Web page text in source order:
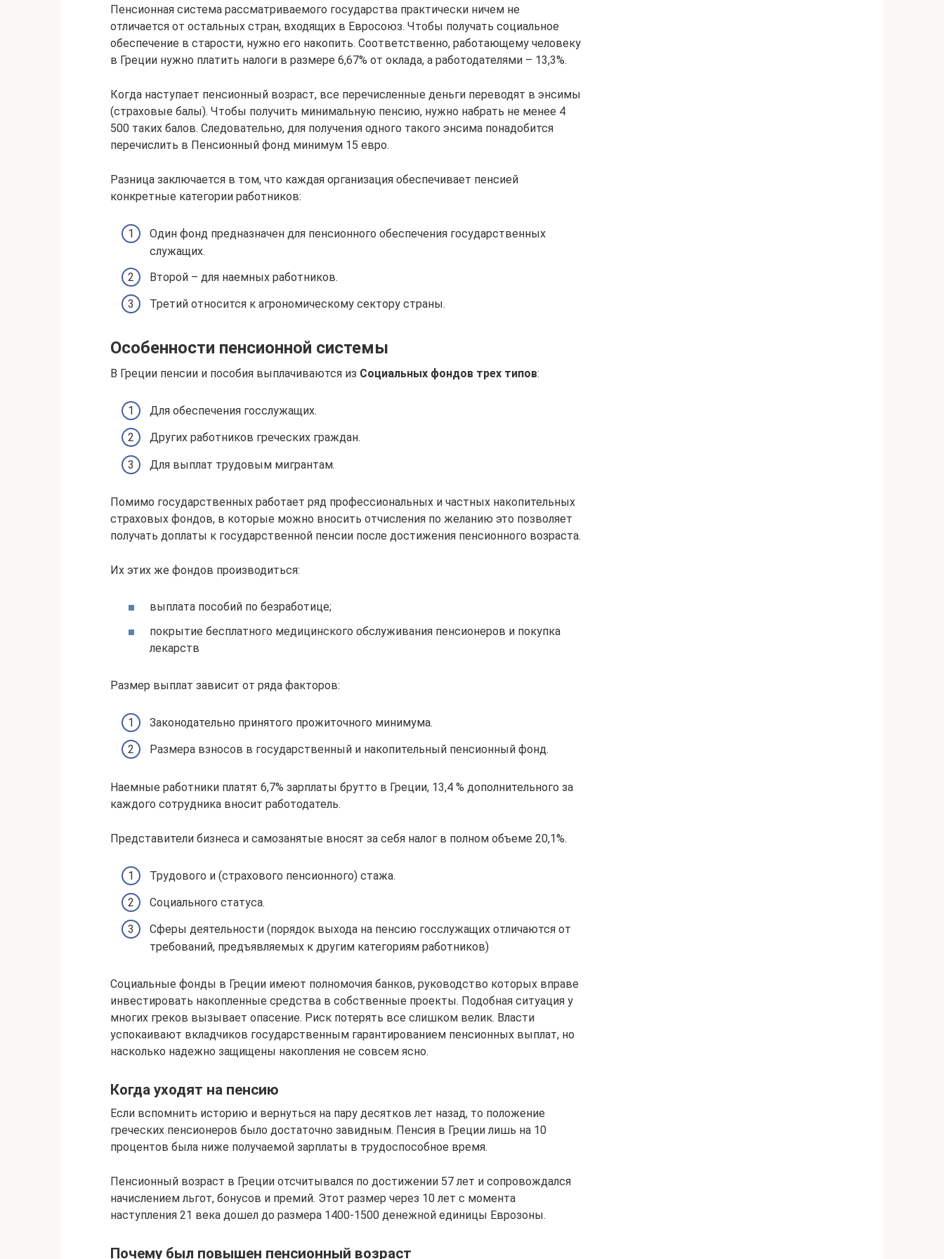
Пенсионная система рассматриваемого государства практически ничем не
отличается от остальных стран, входящих в Евросоюз. Чтобы получать социальное
обеспечение в старости, нужно его накопить. Соответственно, работающему человеку
в Греции нужно платить налоги в размере 6,67% от оклада, а работодателями – 13,3%.
Когда наступает пенсионный возраст, все перечисленные деньги переводят в энсимы
(страховые балы). Чтобы получить минимальную пенсию, нужно набрать не менее 4
500 таких балов. Следовательно, для получения одного такого энсима понадобится
перечислить в Пенсионный фонд минимум 15 евро.
Разница заключается в том, что каждая организация обеспечивает пенсией
конкретные категории работников:
Один фонд предназначен для пенсионного обеспечения государственных
служащих.
Второй – для наемных работников.
Третий относится к агрономическому сектору страны.
Особенности пенсионной системы
В Греции пенсии и пособия выплачиваются из Социальных фондов трех типов:
Для обеспечения госслужащих.
Других работников греческих граждан.
Для выплат трудовым мигрантам.
Помимо государственных работает ряд профессиональных и частных накопительных
страховых фондов, в которые можно вносить отчисления по желанию это позволяет
получать доплаты к государственной пенсии после достижения пенсионного возраста.
Их этих же фондов производиться:
выплата пособий по безработице;
покрытие бесплатного медицинского обслуживания пенсионеров и покупка
лекарств
Размер выплат зависит от ряда факторов:
Законодательно принятого прожиточного минимума.
Размера взносов в государственный и накопительный пенсионный фонд.
Наемные работники платят 6,7% зарплаты брутто в Греции, 13,4 % дополнительного за
каждого сотрудника вносит работодатель.
Представители бизнеса и самозанятые вносят за себя налог в полном объеме 20,1%.
Трудового и (страхового пенсионного) стажа.
Социального статуса.
Сферы деятельности (порядок выхода на пенсию госслужащих отличаются от
требований, предъявляемых к другим категориям работников)
Социальные фонды в Греции имеют полномочия банков, руководство которых вправе
инвестировать накопленные средства в собственные проекты. Подобная ситуация у
многих греков вызывает опасение. Риск потерять все слишком велик. Власти
успокаивают вкладчиков государственным гарантированием пенсионных выплат, но
насколько надежно защищены накопления не совсем ясно.
Когда уходят на пенсию
Если вспомнить историю и вернуться на пару десятков лет назад, то положение
греческих пенсионеров было достаточно завидным. Пенсия в Греции лишь на 10
процентов была ниже получаемой зарплаты в трудоспособное время.
Пенсионный возраст в Греции отсчитывался по достижении 57 лет и сопровождался
начислением льгот, бонусов и премий. Этот размер через 10 лет с момента
наступления 21 века дошел до размера 1400-1500 денежной единицы Еврозоны.
Почему был повышен пенсионный возраст